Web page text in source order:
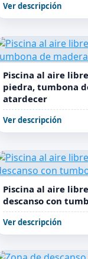
Ver descripción
Piscina al aire
piedra, tumbona
atardecer
Ver descripción
Piscina al aire
descanso con
Ver descripción